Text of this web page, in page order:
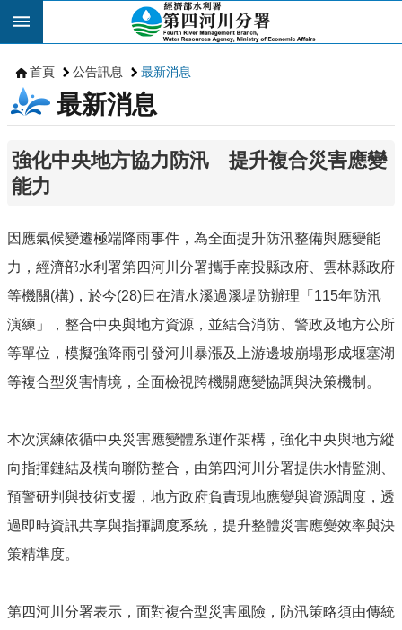
跳到主要內容區塊
首頁 公告訊息 最新消息
最新消息
強化中央地方協力防汛 提升複合災害應變
能力
因應氣候變遷極端降雨事件，為全面提升防汛整備與應變能
力，經濟部水利署第四河川分署攜手南投縣政府、雲林縣政府
等機關(構)，於今(28)日在清水溪過溪堤防辦理「115年防汛
演練」，整合中央與地方資源，並結合消防、警政及地方公所
等單位，模擬強降雨引發河川暴漲及上游邊坡崩塌形成堰塞湖
等複合型災害情境，全面檢視跨機關應變協調與決策機制。
本次演練依循中央災害應變體系運作架構，強化中央與地方縱
向指揮鏈結及橫向聯防整合，由第四河川分署提供水情監測、
預警研判與技術支援，地方政府負責現地應變與資源調度，透
過即時資訊共享與指揮調度系統，提升整體災害應變效率與決
策精準度。
第四河川分署表示，面對複合型災害風險，防汛策略須由傳統